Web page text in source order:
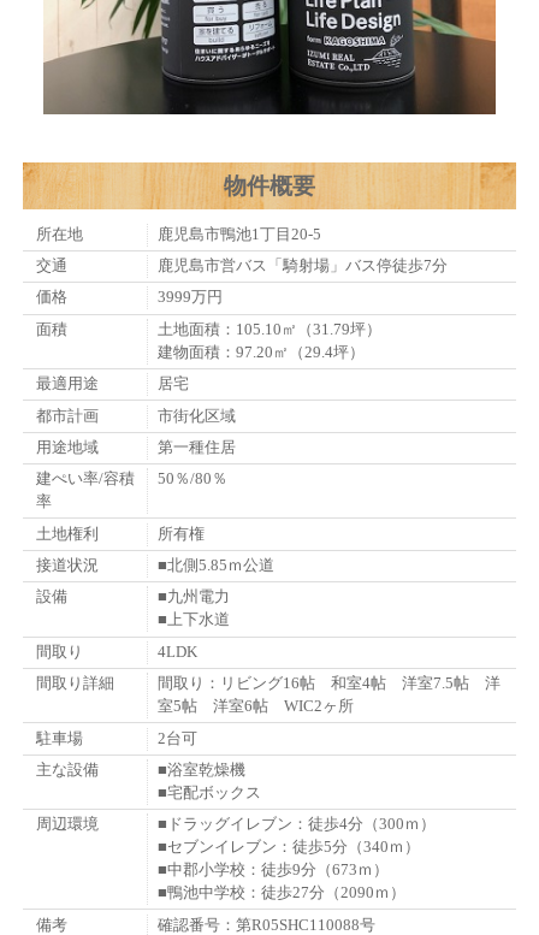
物件概要
所在地
鹿児島市鴨池1丁目20-5
交通
鹿児島市営バス「騎射場」バス停徒歩7分
価格
3999万円
面積
土地面積：105.10㎡（31.79坪）
建物面積：97.20㎡（29.4坪）
最適用途
居宅
都市計画
市街化区域
用途地域
第一種住居
建ぺい率/容積
率
50％/80％
土地権利
所有権
接道状況
■北側5.85ｍ公道
設備
■九州電力
■上下水道
間取り
4LDK
間取り詳細
間取り：リビング16帖 和室4帖 洋室7.5帖 洋
室5帖 洋室6帖 WIC2ヶ所
駐車場
2台可
主な設備
■浴室乾燥機
■宅配ボックス
周辺環境
■ドラッグイレブン：徒歩4分（300ｍ）
■セブンイレブン：徒歩5分（340ｍ）
■中郡小学校：徒歩9分（673ｍ）
■鴨池中学校：徒歩27分（2090ｍ）
備考
確認番号：第R05SHC110088号